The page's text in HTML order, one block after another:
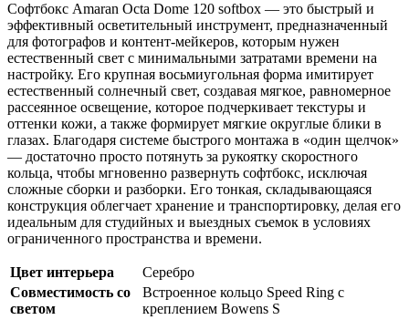
Софтбокс Amaran Octa Dome 120 softbox — это быстрый и
эффективный осветительный инструмент, предназначенный
для фотографов и контент-мейкеров, которым нужен
естественный свет с минимальными затратами времени на
настройку. Его крупная восьмиугольная форма имитирует
естественный солнечный свет, создавая мягкое, равномерное
рассеянное освещение, которое подчеркивает текстуры и
оттенки кожи, а также формирует мягкие округлые блики в
глазах. Благодаря системе быстрого монтажа в «один щелчок»
— достаточно просто потянуть за рукоятку скоростного
кольца, чтобы мгновенно развернуть софтбокс, исключая
сложные сборки и разборки. Его тонкая, складывающаяся
конструкция облегчает хранение и транспортировку, делая его
идеальным для студийных и выездных съемок в условиях
ограниченного пространства и времени.
Цвет интерьера
Серебро
Совместимость со
светом
Встроенное кольцо Speed Ring с
креплением Bowens S